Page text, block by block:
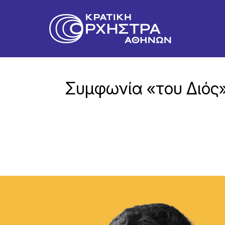
Συμφωνία «του